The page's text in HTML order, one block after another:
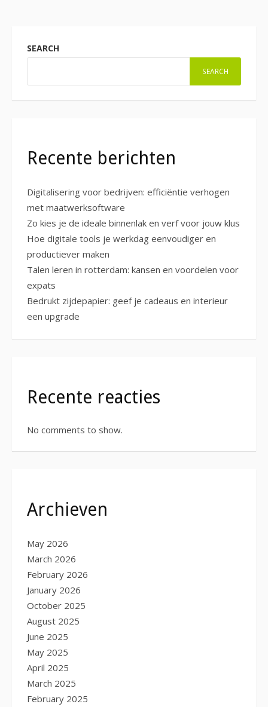
SEARCH
SEARCH
Recente berichten
Digitalisering voor bedrijven: efficiëntie verhogen
met maatwerksoftware
Zo kies je de ideale binnenlak en verf voor jouw klus
Hoe digitale tools je werkdag eenvoudiger en
productiever maken
Talen leren in rotterdam: kansen en voordelen voor
expats
Bedrukt zijdepapier: geef je cadeaus en interieur
een upgrade
Recente reacties
No comments to show.
Archieven
May 2026
March 2026
February 2026
January 2026
October 2025
August 2025
June 2025
May 2025
April 2025
March 2025
February 2025